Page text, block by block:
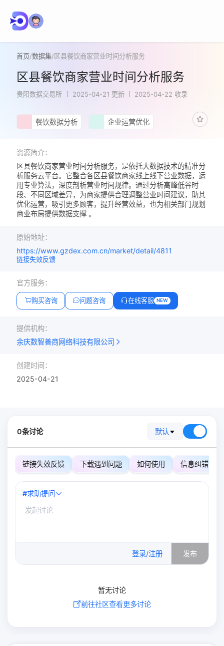
首页/数据集/区县餐饮商家营业时间分析服务
区县餐饮商家营业时间分析服务
贵阳数据交易所 2025-04-21 更新 2025-04-22 收录
餐饮数据分析 企业运营优化
资源简介：
区县餐饮商家营业时间分析服务，是依托大数据技术的精准分
析服务云平台。它整合各区县餐饮商家线上线下营业数据，运
用专业算法，深度剖析营业时间规律。通过分析高峰低谷时
段、不同区域差异，为商家提供合理调整营业时间建议，助其
优化运营，吸引更多顾客，提升经营效益，也为相关部门规划
商业布局提供数据支撑 。
原始地址：
https://www.gzdex.com.cn/market/detail/4811
链接失效反馈
官方服务：
购买咨询 问题咨询 在线客服 NEW
提供机构：
余庆数智善商网络科技有限公司
创建时间：
2025-04-21
0条讨论 默认
链接失效反馈 下载遇到问题 如何使用 信息纠错
#求助提问
登录/注册 发布
暂无讨论
前往社区查看更多讨论